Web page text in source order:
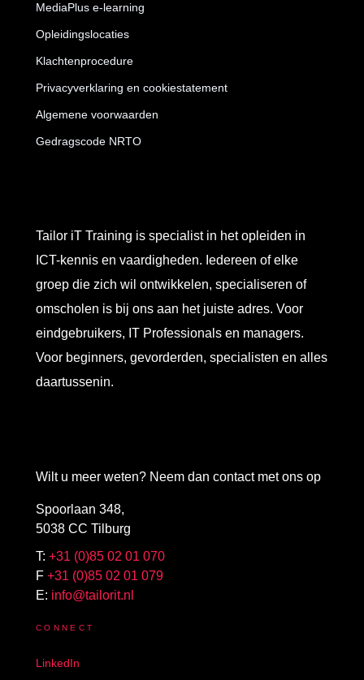
Wilt u meer weten? Neem dan contact met ons op
Spoorlaan 348,
5038 CC Tilburg
T: +31 (0)85 02 01 070
F +31 (0)85 02 01 079
E: info@tailorit.nl
CONNECT
LinkedIn
Tailor iT Training is specialist in het opleiden in
ICT-kennis en vaardigheden. Iedereen of elke
groep die zich wil ontwikkelen, specialiseren of
omscholen is bij ons aan het juiste adres. Voor
eindgebruikers, IT Professionals en managers.
Voor beginners, gevorderden, specialisten en alles
daartussenin.
MediaPlus e-learning
Opleidingslocaties
Klachtenprocedure
Privacyverklaring en cookiestatement
Algemene voorwaarden
Gedragscode NRTO